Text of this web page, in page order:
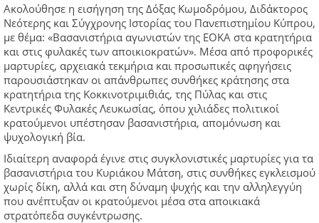
Ακολούθησε η εισήγηση της Δόξας Κωμοδρόμου, Διδάκτορος
Νεότερης και Σύγχρονης Ιστορίας του Πανεπιστημίου Κύπρου,
με θέμα: «Βασανιστήρια αγωνιστών της ΕΟΚΑ στα κρατητήρια
και στις φυλακές των αποικιοκρατών». Μέσα από προφορικές
μαρτυρίες, αρχειακά τεκμήρια και προσωπικές αφηγήσεις
παρουσιάστηκαν οι απάνθρωπες συνθήκες κράτησης στα
κρατητήρια της Κοκκινοτριμιθιάς, της Πύλας και στις
Κεντρικές Φυλακές Λευκωσίας, όπου χιλιάδες πολιτικοί
κρατούμενοι υπέστησαν βασανιστήρια, απομόνωση και
ψυχολογική βία.
Ιδιαίτερη αναφορά έγινε στις συγκλονιστικές μαρτυρίες για τα
βασανιστήρια του Κυριάκου Μάτση, στις συνθήκες εγκλεισμού
χωρίς δίκη, αλλά και στη δύναμη ψυχής και την αλληλεγγύη
που ανέπτυξαν οι κρατούμενοι μέσα στα αποικιακά
στρατόπεδα συγκέντρωσης.